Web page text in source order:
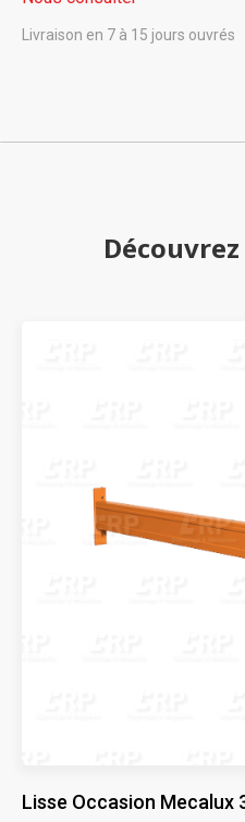
Livraison en 7 à 15 jours ouvrés
Lisse Occasion Mecalux